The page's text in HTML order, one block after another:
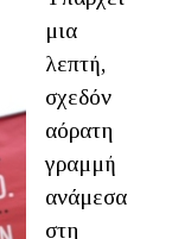
μια
λεπτή,
σχεδόν
αόρατη
γραμμή
ανάμεσα
στη